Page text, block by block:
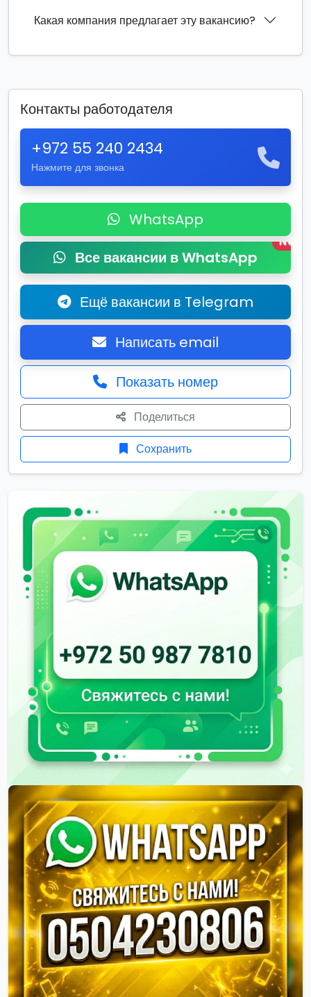
Какая компания предлагает эту вакансию?
Контакты работодателя
+972 55 240 2434
Нажмите для звонка
WhatsApp
Все вакансии в WhatsApp
New
Ещё вакансии в Telegram
Написать email
Показать номер
Поделиться
Сохранить